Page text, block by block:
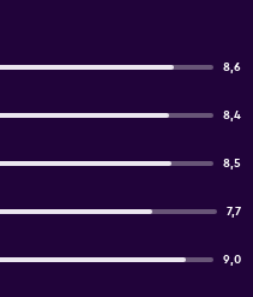
8,6
8,4
8,5
7,7
9,0